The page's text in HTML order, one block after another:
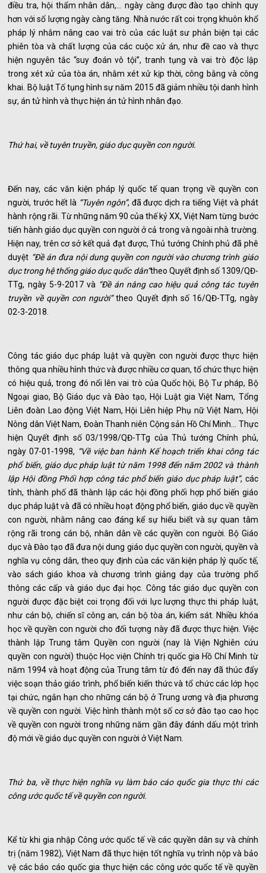
điều tra, hội thẩm nhân dân,... ngày càng được đào tạo chính quy
hơn với số lượng ngày càng tăng. Nhà nước rất coi trọng khuôn khổ
pháp lý nhằm nâng cao vai trò của các luật sư phản biện tại các
phiên tòa và chất lượng của các cuộc xử án, như đề cao và thực
hiện nguyên tắc “suy đoán vô tội”, tranh tụng và vai trò độc lập
trong xét xử của tòa án, nhằm xét xử kịp thời, công bằng và công
khai. Bộ luật Tố tụng hình sự năm 2015 đã giảm nhiều tội danh hình
sự, án tử hình và thực hiện án tử hình nhân đạo.
Thứ hai, về tuyên truyền, giáo dục quyền con người.
Đến nay, các văn kiện pháp lý quốc tế quan trọng về quyền con
người, trước hết là “Tuyên ngôn”, đã được dịch ra tiếng Việt và phát
hành rộng rãi. Từ những năm 90 của thế kỷ XX, Việt Nam từng bước
tiến hành giáo dục quyền con người ở cả trong và ngoài nhà trường.
Hiện nay, trên cơ sở kết quả đạt được, Thủ tướng Chính phủ đã phê
duyệt “Đề án đưa nội dung quyền con người vào chương trình giáo
dục trong hệ thống giáo dục quốc dân”theo Quyết định số 1309/QĐ-
TTg, ngày 5-9-2017 và “Đề án nâng cao hiệu quả công tác tuyên
truyền về quyền con người”theo Quyết định số 16/QĐ-TTg, ngày
02-3-2018.
Công tác giáo dục pháp luật và quyền con người được thực hiện
thông qua nhiều hình thức và được nhiều cơ quan, tổ chức thực hiện
có hiệu quả, trong đó nổi lên vai trò của Quốc hội, Bộ Tư pháp, Bộ
Ngoại giao, Bộ Giáo dục và Đào tạo, Hội Luật gia Việt Nam, Tổng
Liên đoàn Lao động Việt Nam, Hội Liên hiệp Phụ nữ Việt Nam, Hội
Nông dân Việt Nam, Đoàn Thanh niên Cộng sản Hồ Chí Minh... Thực
hiện Quyết định số 03/1998/QĐ-TTg của Thủ tướng Chính phủ,
ngày 07-01-1998, “Về việc ban hành Kế hoạch triển khai công tác
phổ biến, giáo dục pháp luật từ năm 1998 đến năm 2002 và thành
lập Hội đồng Phối hợp công tác phổ biến giáo dục pháp luật”, các
tỉnh, thành phố đã thành lập các hội đồng phối hợp phổ biến giáo
dục pháp luật và đã có nhiều hoạt động phổ biến, giáo dục về quyền
con người, nhằm nâng cao đáng kể sự hiểu biết và sự quan tâm
rộng rãi trong cán bộ, nhân dân về các quyền con người. Bộ Giáo
dục và Đào tạo đã đưa nội dung giáo dục quyền con người, quyền và
nghĩa vụ công dân, theo quy định của các văn kiện pháp lý quốc tế,
vào sách giáo khoa và chương trình giảng dạy của trường phổ
thông các cấp và giáo dục đại học. Công tác giáo dục quyền con
người được đặc biệt coi trọng đối với lực lượng thực thi pháp luật,
như cán bộ, chiến sĩ công an, cán bộ tòa án, kiểm sát. Nhiều khóa
học về quyền con người cho đối tượng này đã được thực hiện. Việc
thành lập Trung tâm Quyền con người (nay là Viện Nghiên cứu
quyền con người) thuộc Học viện Chính trị quốc gia Hồ Chí Minh từ
năm 1994 và hoạt động của Trung tâm từ đó đến nay đã thúc đẩy
việc soạn thảo giáo trình, phổ biến kiến thức và tổ chức các lớp học
tại chức, ngắn hạn cho những cán bộ ở Trung ương và địa phương
về quyền con người. Việc hình thành một số cơ sở đào tạo cao học
về quyền con người trong những năm gần đây đánh dấu một trình
độ mới về giáo dục quyền con người ở Việt Nam.
Thứ ba, về thực hiện nghĩa vụ làm báo cáo quốc gia thực thi các
công ước quốc tế về quyền con người.
Kể từ khi gia nhập Công ước quốc tế về các quyền dân sự và chính
trị (năm 1982), Việt Nam đã thực hiện tốt nghĩa vụ trình nộp và bảo
vệ các báo cáo quốc gia thực hiện các công ước quốc tế về quyền